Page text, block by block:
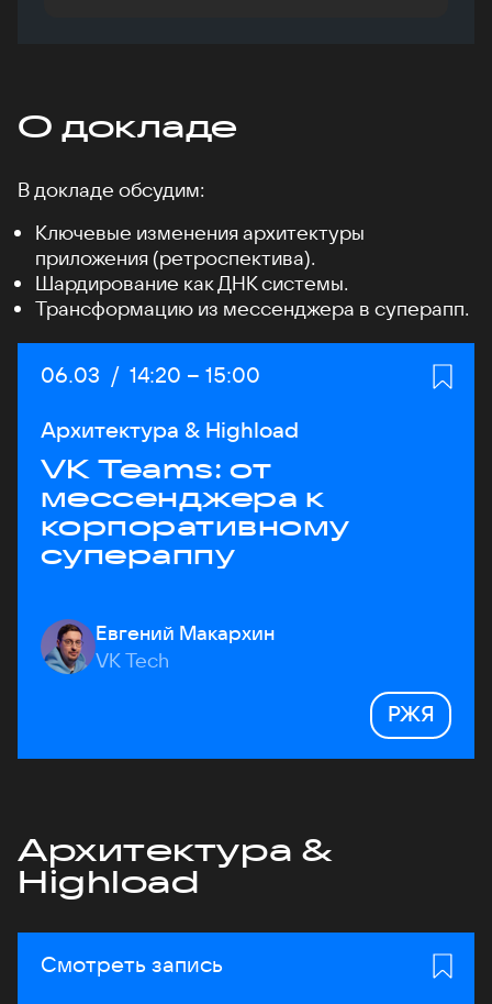
О докладе
В докладе обсудим:
Ключевые изменения архитектуры
приложения (ретроспектива).
Шардирование как ДНК системы.
Трансформацию из мессенджера в суперапп.
Дата:
06.03 / Начало:
14:20 – Конец:
15:00
Архитектура & Highload
VK Teams: от
мессенджера к
корпоративному
супераппу
Евгений Макархин
VK Tech
РЖЯ
Архитектура &
Highload
Смотреть запись